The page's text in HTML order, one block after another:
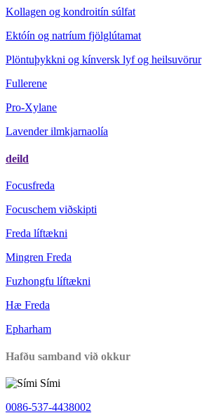
Kollagen og kondroitín súlfat
Ektóín og natríum fjölglútamat
Plöntuþykkni og kínversk lyf og heilsuvörur
Fullerene
Pro-Xylane
Lavender ilmkjarnaolía
deild
Focusfreda
Focuschem viðskipti
Freda líftækni
Mingren Freda
Fuzhongfu líftækni
Hæ Freda
Epharham
Hafðu samband við okkur
Sími
0086-537-4438002